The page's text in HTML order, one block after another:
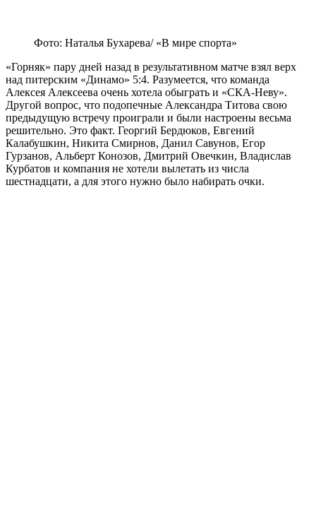
Фото: Наталья Бухарева/ «В мире спорта»
«Горняк» пару дней назад в результативном матче взял верх
над питерским «Динамо» 5:4. Разумеется, что команда
Алексея Алексеева очень хотела обыграть и «СКА-Неву».
Другой вопрос, что подопечные Александра Титова свою
предыдущую встречу проиграли и были настроены весьма
решительно. Это факт. Георгий Бердюков, Евгений
Калабушкин, Никита Смирнов, Данил Савунов, Егор
Гурзанов, Альберт Конозов, Дмитрий Овечкин, Владислав
Курбатов и компания не хотели вылетать из числа
шестнадцати, а для этого нужно было набирать очки.